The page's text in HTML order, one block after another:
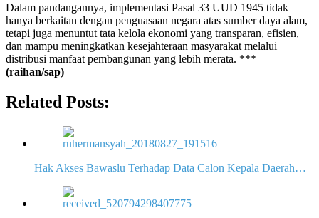
Dalam pandangannya, implementasi Pasal 33 UUD 1945 tidak
hanya berkaitan dengan penguasaan negara atas sumber daya alam,
tetapi juga menuntut tata kelola ekonomi yang transparan, efisien,
dan mampu meningkatkan kesejahteraan masyarakat melalui
distribusi manfaat pembangunan yang lebih merata. ***
(raihan/sap)
Related Posts:
Hak Akses Bawaslu Terhadap Data Calon Kepala Daerah…